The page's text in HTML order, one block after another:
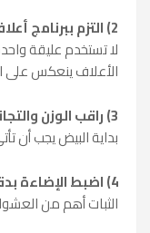
2) التزم ببرنامج أعلاف مناسب لكل عمر
لا تستخدم عليقة
الأعلاف ينعكس على
3) راقب الوزن والتجانس قبل دخول الإنتاج
بداية البيض يجب أن
4) اضبط الإضاءة بدقة
الثبات أهم من